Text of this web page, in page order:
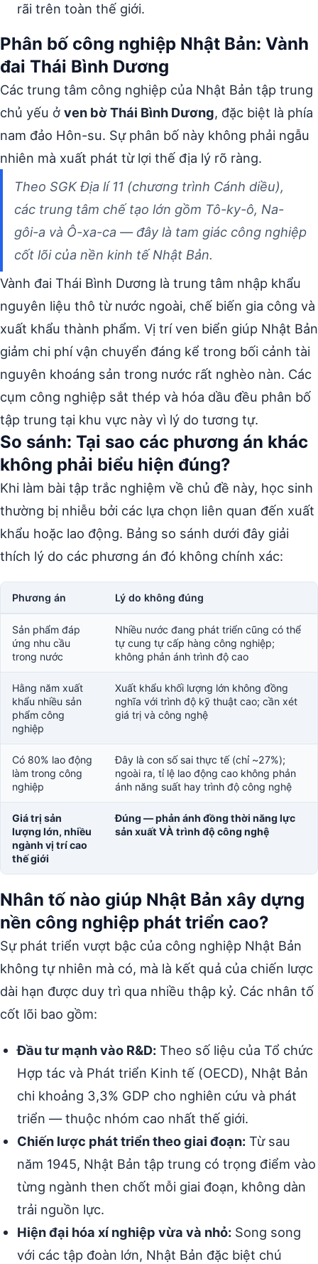
rãi trên toàn thế giới.
Phân bố công nghiệp Nhật Bản: Vành
đai Thái Bình Dương
Các trung tâm công nghiệp của Nhật Bản tập trung
chủ yếu ở ven bờ Thái Bình Dương, đặc biệt là phía
nam đảo Hôn-su. Sự phân bố này không phải ngẫu
nhiên mà xuất phát từ lợi thế địa lý rõ ràng.
Theo SGK Địa lí 11 (chương trình Cánh diều),
các trung tâm chế tạo lớn gồm Tô-ky-ô, Na-
gôi-a và Ô-xa-ca — đây là tam giác công nghiệp
cốt lõi của nền kinh tế Nhật Bản.
Vành đai Thái Bình Dương là trung tâm nhập khẩu
nguyên liệu thô từ nước ngoài, chế biến gia công và
xuất khẩu thành phẩm. Vị trí ven biển giúp Nhật Bản
giảm chi phí vận chuyển đáng kể trong bối cảnh tài
nguyên khoáng sản trong nước rất nghèo nàn. Các
cụm công nghiệp sắt thép và hóa dầu đều phân bố
tập trung tại khu vực này vì lý do tương tự.
So sánh: Tại sao các phương án khác
không phải biểu hiện đúng?
Khi làm bài tập trắc nghiệm về chủ đề này, học sinh
thường bị nhiễu bởi các lựa chọn liên quan đến xuất
khẩu hoặc lao động. Bảng so sánh dưới đây giải
thích lý do các phương án đó không chính xác:
Phương án Lý do không đúng
Sản phẩm đáp
ứng nhu cầu
trong nước
Nhiều nước đang phát triển cũng có thể
tự cung tự cấp hàng công nghiệp;
không phản ánh trình độ cao
Hằng năm xuất
khẩu nhiều sản
phẩm công
nghiệp
Xuất khẩu khối lượng lớn không đồng
nghĩa với trình độ kỹ thuật cao; cần xét
giá trị và công nghệ
Có 80% lao động
làm trong công
nghiệp
Đây là con số sai thực tế (chỉ ~27%);
ngoài ra, tỉ lệ lao động cao không phản
ánh năng suất hay trình độ công nghệ
Giá trị sản
lượng lớn, nhiều
ngành vị trí cao
thế giới
Đúng — phản ánh đồng thời năng lực
sản xuất VÀ trình độ công nghệ
Nhân tố nào giúp Nhật Bản xây dựng
nền công nghiệp phát triển cao?
Sự phát triển vượt bậc của công nghiệp Nhật Bản
không tự nhiên mà có, mà là kết quả của chiến lược
dài hạn được duy trì qua nhiều thập kỷ. Các nhân tố
cốt lõi bao gồm:
Đầu tư mạnh vào R&D: Theo số liệu của Tổ chức
Hợp tác và Phát triển Kinh tế (OECD), Nhật Bản
chi khoảng 3,3% GDP cho nghiên cứu và phát
triển — thuộc nhóm cao nhất thế giới.
Chiến lược phát triển theo giai đoạn: Từ sau
năm 1945, Nhật Bản tập trung có trọng điểm vào
từng ngành then chốt mỗi giai đoạn, không dàn
trải nguồn lực.
Hiện đại hóa xí nghiệp vừa và nhỏ: Song song
với các tập đoàn lớn, Nhật Bản đặc biệt chú